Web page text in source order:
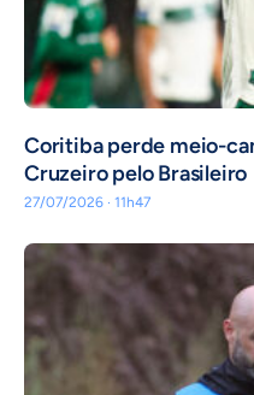
Coritiba perde meio-
Cruzeiro pelo Brasileiro
27/07/2026 · 11h47